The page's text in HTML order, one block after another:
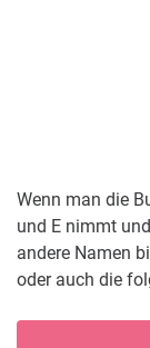
Wenn man die
und E nimmt
andere Namen
oder auch die